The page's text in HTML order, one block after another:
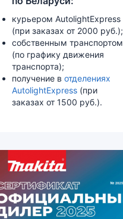
курьером AutolightExpress
(при заказах от 2000 руб.);
собственным транспортом
(по графику движения
транспорта);
получение в отделениях
AutolightExpress (при
заказах от 1500 руб.).